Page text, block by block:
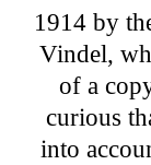
1914 by
Vindel,
of a
curious
into